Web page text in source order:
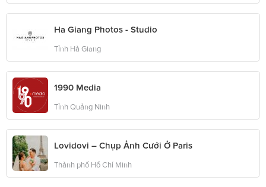
Ha Giang Photos - Studio
Tỉnh Hà Giang
1990 Media
Tỉnh Quảng Ninh
Lovidovi – Chụp Ảnh Cưới Ở Paris
Thành phố Hồ Chí Minh